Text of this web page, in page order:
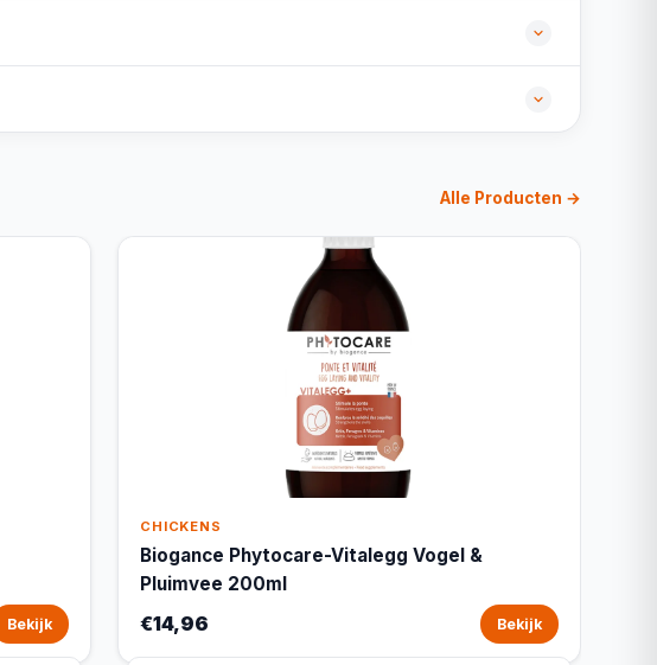
Alle Producten →
Bekijk
CHICKENS
Biogance Phytocare-Vitalegg Vogel &
Pluimvee 200ml
€14,96 Bekijk